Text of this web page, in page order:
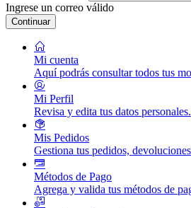
Ingrese un correo válido
Continuar
Mi cuenta
Aquí podrás consultar todos tus
Mi Perfil
Revisa y edita tus datos personales.
Mis Pedidos
Gestiona tus pedidos,
Métodos de Pago
Agrega y valida tus métodos de